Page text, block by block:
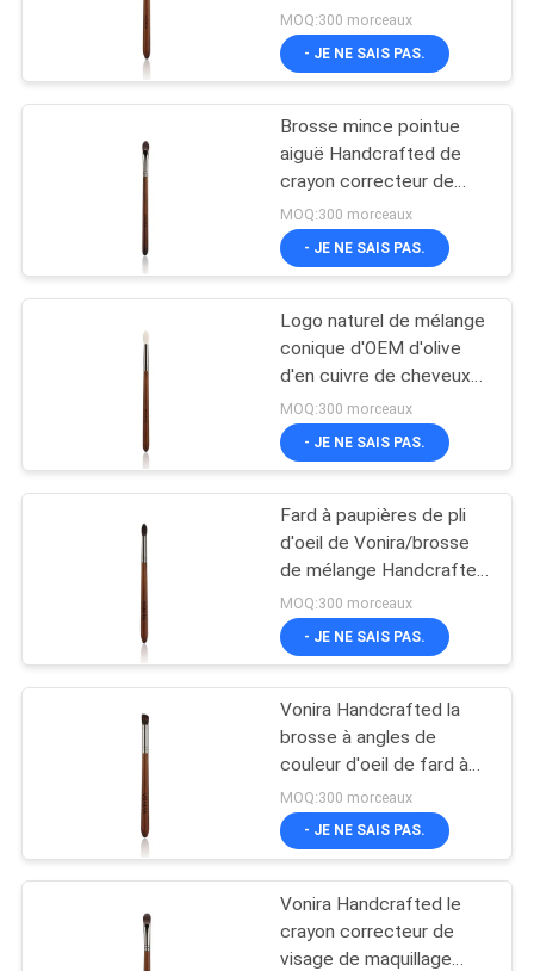
Brosses naturelles
de maquillage de
cheveux
brosses
synthétiques de
maquillage
89
Brosse de lecture
professionnelle de
maquillage
25
Brosse de lecture de
maquillage de
voyage
mélangeur d'oeil avec
l'olive d'en cuivre de
cheveux d'écureuil
MOQ:300 morceaux
- JE NE SAIS PAS.
Brosse mince pointue
aiguë Handcrafted de
crayon correcteur de
bord d'entreprise avec le
logo fait sur commande
MOQ:300 morceaux
- JE NE SAIS PAS.
Logo naturel de mélange
conique d'OEM d'olive
d'en cuivre de cheveux
de chèvre de brosse de
maquillage de fard à
paupières
MOQ:300 morceaux
- JE NE SAIS PAS.
Fard à paupières de pli
d'oeil de Vonira/brosse
de mélange Handcrafted
de haute qualité
d'ombrage de nez
MOQ:300 morceaux
- JE NE SAIS PAS.
Vonira Handcrafted la
brosse à angles de
couleur d'oeil de fard à
paupières avec des
cheveux d'écureuil
MOQ:300 morceaux
- JE NE SAIS PAS.
Vonira Handcrafted le
crayon correcteur de
visage de maquillage